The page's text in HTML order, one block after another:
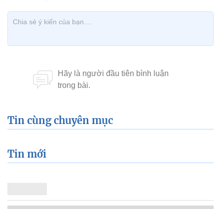
Tin cùng chuyên mục
Tin mới